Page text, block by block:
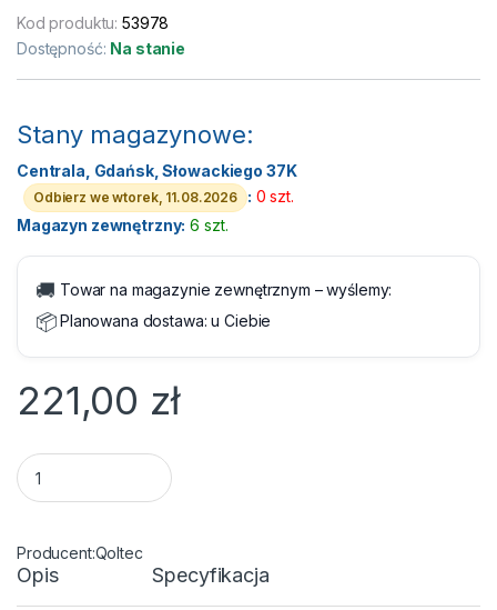
Kod produktu:53978
Dostępność: Na stanie
Stany magazynowe:
Centrala, Gdańsk, Słowackiego 37K
Odbierz we wtorek, 11.08.2026 : 0 szt.
Magazyn zewnętrzny: 6 szt.
🚚 Towar na magazynie zewnętrznym – wyślemy:
📦Planowana dostawa:u Ciebie
221,00 zł
Zasilacz awaryjny UPS - Qoltec Monolith 650VA quantity
Qoltec
Opis Specyfikacja